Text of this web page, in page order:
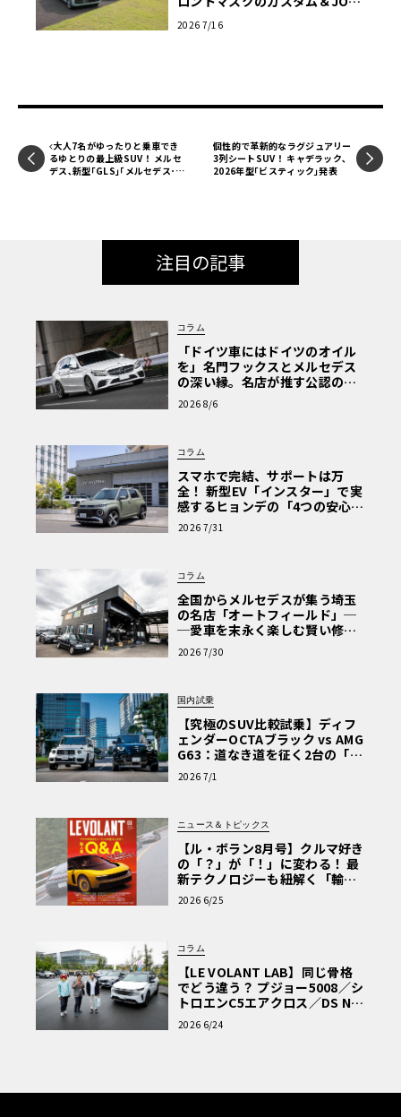
2026 7/16
大人7名がゆったりと乗車でき
るゆとりの最上級SUV！ メルセ
デス､新型｢GLS｣｢メルセデス･マ
個性的で革新的なラグジュアリー
3列シートSUV！ キャデラック､
2026年型｢ビスティック｣発表
注目の記事
コラム
「ドイツ車にはドイツのオイル
を」名門フックスとメルセデス
の深い縁。名店が推す公認の安
心と、Cクラスで味わうシルキー
な走り〈PR〉
2026 8/6
コラム
スマホで完結、サポートは万
全！ 新型EV「インスター」で実
感するヒョンデの「4つの安心」
【第1回・ヒョンデ6つの疑問：
Why? Hyundai?】〈PR〉
2026 7/31
コラム
全国からメルセデスが集う埼玉
の名店「オートフィールド」─
─愛車を末永く楽しむ賢い修理
術と、プロがフックス製オイル
を選ぶ理由〈PR〉
2026 7/30
国内試乗
【究極のSUV比較試乗】ディフ
ェンダーOCTAブラック vs AMG
G63：道なき道を征く2台の「対
極的アプローチ」
2026 7/1
ニュース＆トピックス
【ル・ボラン8月号】クルマ好き
の「？」が「！」に変わる！ 最
新テクノロジーも紐解く「輸入
車Q&A」
2026 6/25
コラム
【LE VOLANT LAB】同じ骨格
でどう違う？ プジョー5008／シ
トロエンC5エアクロス／DS Nº4
読者一気乗りレポート
2026 6/24